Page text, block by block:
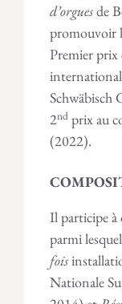
d’orguesde
promouvoir
Premier
international
2nd prix au
(2022).
Il participe à
parmi
fois
Nationale